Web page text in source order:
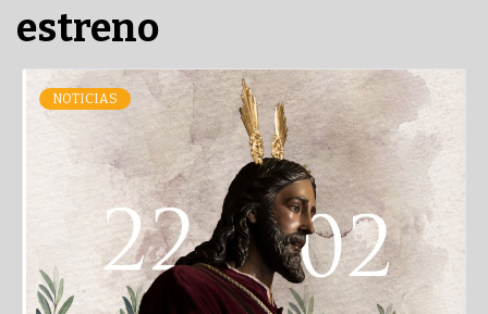
MÁLAGA
estreno
NOTICIAS